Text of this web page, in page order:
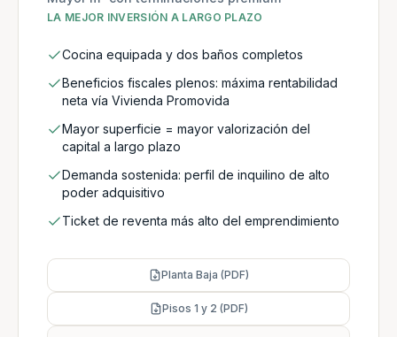
LA MEJOR INVERSIÓN A LARGO PLAZO
Cocina equipada y dos baños completos
Beneficios fiscales plenos: máxima rentabilidad
neta vía Vivienda Promovida
Mayor superficie = mayor valorización del
capital a largo plazo
Demanda sostenida: perfil de inquilino de alto
poder adquisitivo
Ticket de reventa más alto del emprendimiento
Planta Baja (PDF)
Pisos 1 y 2 (PDF)